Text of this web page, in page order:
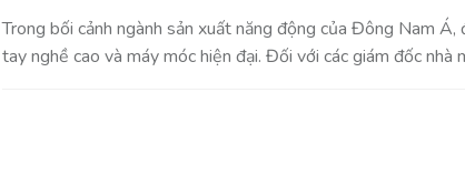
Trong bối cảnh ngành sản xuất năng động của Đông Nam
tay nghề cao và máy móc hiện đại. Đối với các giám đốc nhà